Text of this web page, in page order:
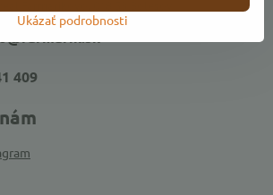
409
Ukázať podrobnosti